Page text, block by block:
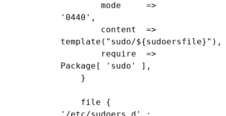
'0440',
template("sudo/${sudoersfile}"),
Package[ 'sudo' ],